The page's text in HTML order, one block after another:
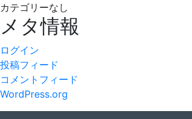
カテゴリーなし
メタ情報
ログイン
投稿フィード
コメントフィード
WordPress.org